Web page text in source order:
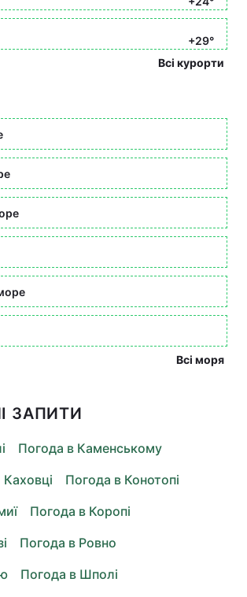
+29°
Всі курорти
Всі моря
ЗАПИТИ
Погода в Каменському
Погода в Конотопі
Погода в Коропі
Погода в Ровно
Погода в Шполі